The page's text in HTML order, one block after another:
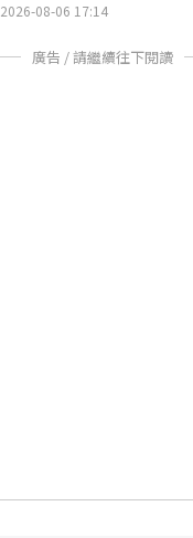
2026-08-06 17:14
廣告 / 請繼續往下閱讀